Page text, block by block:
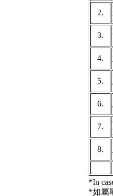
2.
3.
4.
5.
6.
7.
8.
*In
*如屬